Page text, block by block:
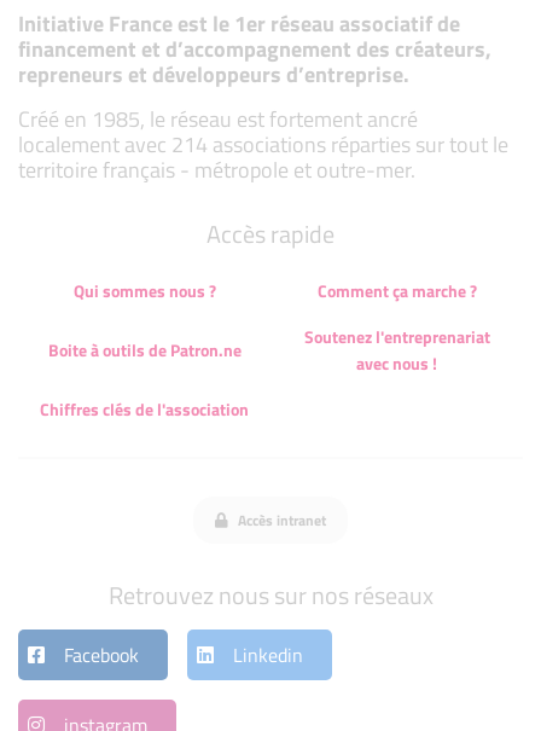
Initiative France est le 1er réseau associatif de
financement et d’accompagnement des créateurs,
repreneurs et développeurs d’entreprise.
Créé en 1985, le réseau est fortement ancré
localement avec 214 associations réparties sur tout le
territoire français - métropole et outre-mer.
Accès rapide
Qui sommes nous ? Comment ça marche ?
Boite à outils de Patron.ne
Soutenez l'entreprenariat
avec nous !
Chiffres clés de l'association
Accès intranet
Retrouvez nous sur nos réseaux
Facebook Linkedin